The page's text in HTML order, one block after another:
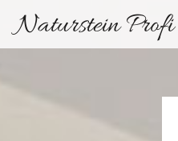
Naturstein Profi